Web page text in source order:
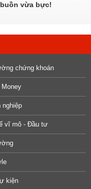
vừa bực!
chứng khoán
nghiệp
vĩ mô - Đầu tư
kiện